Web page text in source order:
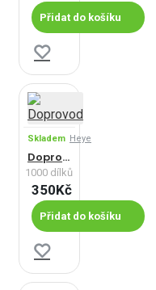
Přidat do košíku
Skladem Heye
Doprovod
1000 dílků
350Kč
Přidat do košíku